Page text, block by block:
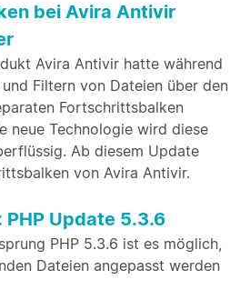
bei Avira Antivir
Avira Antivir hatte während
Filtern von Dateien über den
Fortschrittsbalken
neue Technologie wird diese
Ab diesem Update
von Avira Antivir.
Update 5.3.6
PHP 5.3.6 ist es möglich,
Dateien angepasst werden